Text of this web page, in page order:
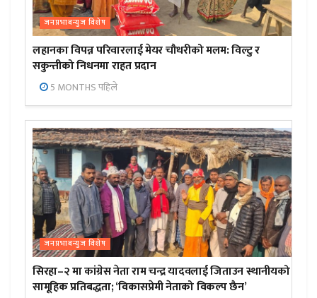
जनप्रभाबन्युज विशेष
लहानका विपन्न परिवारलाई मेयर चौधरीको मलम: विल्टु र
सकुन्तीको निधनमा राहत प्रदान
5 MONTHS पहिले
जनप्रभाबन्युज विशेष
सिरहा–२ मा कांग्रेस नेता राम चन्द्र यादवलाई जिताउन स्थानीयको
सामूहिक प्रतिबद्धता; ‘विकासप्रेमी नेताको विकल्प छैन’